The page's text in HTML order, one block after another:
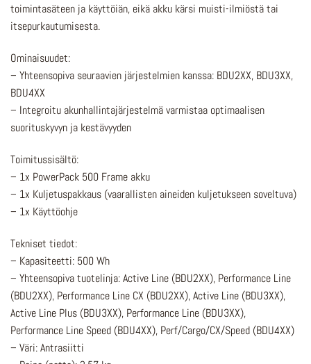
toimintasäteen ja käyttöiän, eikä akku kärsi muisti-ilmiöstä tai
itsepurkautumisesta.
Ominaisuudet:
– Yhteensopiva seuraavien järjestelmien kanssa: BDU2XX, BDU3XX,
BDU4XX
– Integroitu akunhallintajärjestelmä varmistaa optimaalisen
suorituskyvyn ja kestävyyden
Toimitussisältö:
– 1x PowerPack 500 Frame akku
– 1x Kuljetuspakkaus (vaarallisten aineiden kuljetukseen soveltuva)
– 1x Käyttöohje
Tekniset tiedot:
– Kapasiteetti: 500 Wh
– Yhteensopiva tuotelinja: Active Line (BDU2XX), Performance Line
(BDU2XX), Performance Line CX (BDU2XX), Active Line (BDU3XX),
Active Line Plus (BDU3XX), Performance Line (BDU3XX),
Performance Line Speed (BDU4XX), Perf/Cargo/CX/Speed (BDU4XX)
– Väri: Antrasiitti